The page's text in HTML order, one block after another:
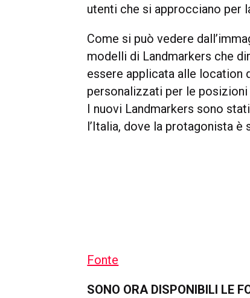
utenti che si approcciano per
Come si può vedere
modelli di Landmarkers che
essere applicata alle location
personalizzati per le
I nuovi Landmarkers sono
l’Italia, dove la protagonista è
Fonte
SONO ORA DISPONIBILI LE